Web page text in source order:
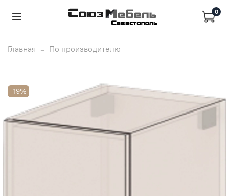
0
Главная По производителю
-19%